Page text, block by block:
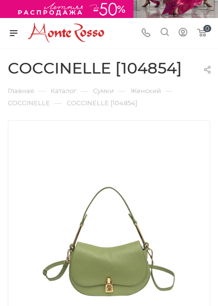
0
COCCINELLE [104854]
Главная — Каталог — Сумки — Женский —
COCCINELLE — COCCINELLE [104854]